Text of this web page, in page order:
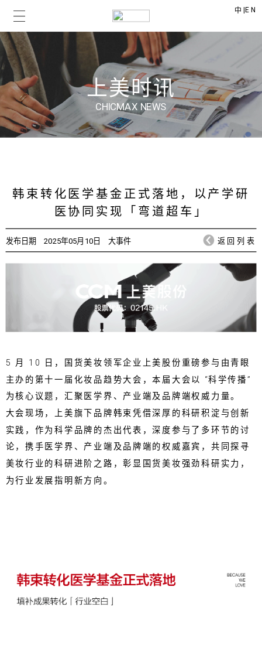
中 |EN
上美时讯
CHICMAX NEWS
韩束转化医学基金正式落地，以产学研
医协同实现「弯道超车」
发布日期 2025年05月10日 大事件 返回列表
5 月 10 日，国货美妆领军企业上美股份重磅参与由青眼
主办的第十一届化妆品趋势大会，本届大会以 “科学传播”
为核心议题，汇聚医学界、产业端及品牌端权威力量。
大会现场，上美旗下品牌韩束凭借深厚的科研积淀与创新
实践，作为科学品牌的杰出代表，深度参与了多环节的讨
论，携手医学界、产业端及品牌端的权威嘉宾，共同探寻
美妆行业的科研进阶之路，彰显国货美妆强劲科研实力，
为行业发展指明新方向。